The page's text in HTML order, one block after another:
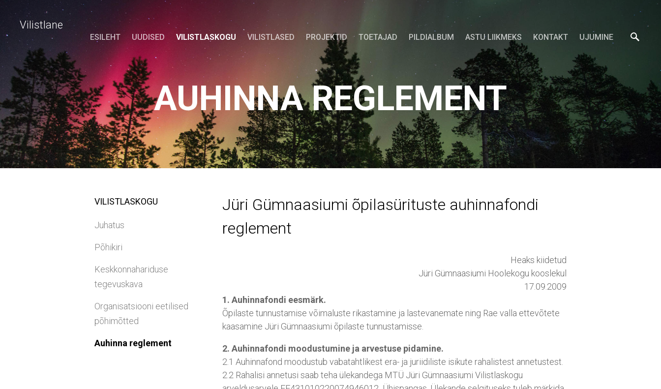
Vilistlane
ESILEHT UUDISED VILISTLASKOGU VILISTLASED PROJEKTID TOETAJAD PILDIALBUM ASTU LIIKMEKS KONTAKT UJUMINE
AUHINNA REGLEMENT
VILISTLASKOGU
Juhatus
Põhikiri
Keskkonnahariduse
tegevuskava
Organisatsiooni eetilised
põhimõtted
Auhinna reglement
Jüri Gümnaasiumi õpilasürituste auhinnafondi
reglement
Heaks kiidetud
Jüri Gümnaasiumi Hoolekogu kooslekul
17.09.2009
1. Auhinnafondi eesmärk.
Õpilaste tunnustamise võimaluste rikastamine ja lastevanemate ning Rae valla ettevõtete
kaasamine Jüri Gümnaasiumi õpilaste tunnustamisse.
2. Auhinnafondi moodustumine ja arvestuse pidamine.
2.1 Auhinnafond moodustub vabatahtlikest era- ja juriidiliste isikute rahalistest annetustest.
2.2 Rahalisi annetusi saab teha ülekandega MTÜ Jüri Gümnaasiumi Vilistlaskogu